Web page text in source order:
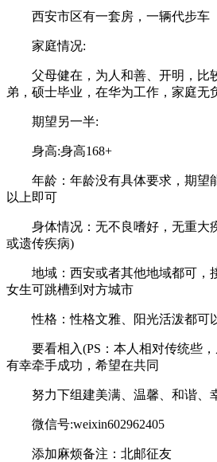
西安市区有一套房，一辆代步车
家庭情况:
父母健在，为人和善、开明，比
弟，硕士毕业，在华为工作，家庭无
期望另一半:
身高:身高168+
年龄：年龄没有具体要求，期望
以上即可
身体情况：无不良嗜好，无重大
或遗传疾病)
地域：西安或者其他地域都可，
女生可跳槽到对方城市
性格：性格文雅、阳光活泼都可
要看相入(PS：本人相对传统些
有幸牵手成功，希望在共同
努力下组建美满、温馨、和谐、
微信号:weixin602962405
添加麻烦备注：北邮征友